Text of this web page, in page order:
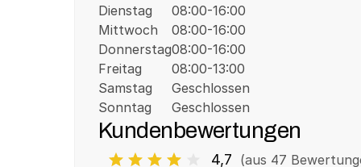
Dienstag
Mittwoch
Donnerstag
Freitag
Samstag
Sonntag
08:00-16:00
08:00-16:00
08:00-16:00
08:00-13:00
Geschlossen
Geschlossen
Kundenbewertungen
4,7 (aus 47